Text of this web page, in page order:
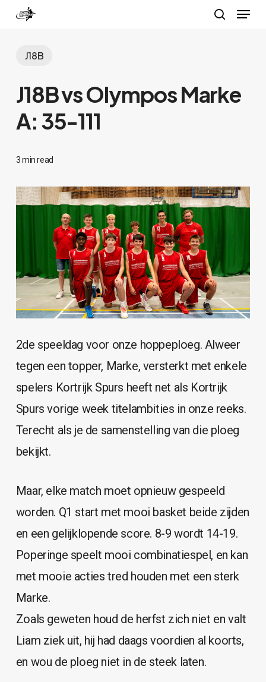
Skip
Menu
J18B
J18B vs Olympos Marke
A: 35-111
3 min read
2de speeldag voor onze hoppeploeg. Alweer
tegen een topper, Marke, versterkt met enkele
spelers Kortrijk Spurs heeft net als Kortrijk
Spurs vorige week titelambities in onze reeks.
Terecht als je de samenstelling van die ploeg
bekijkt.
Maar, elke match moet opnieuw gespeeld
worden. Q1 start met mooi basket beide zijden
en een gelijklopende score. 8-9 wordt 14-19.
Poperinge speelt mooi combinatiespel, en kan
met mooie acties tred houden met een sterk
Marke.
Zoals geweten houd de herfst zich niet en valt
Liam ziek uit, hij had daags voordien al koorts,
en wou de ploeg niet in de steek laten.